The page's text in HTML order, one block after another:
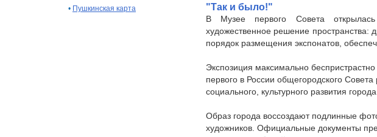
• Пушкинская карта "Так и было!"
В Музее первого Совета
художественное решение пространства:
порядок размещения экспонатов,
Экспозиция максимально
первого в России общегородского Совета
социального, культурного развития
Образ города воссоздают подлинные
художников. Официальные документы